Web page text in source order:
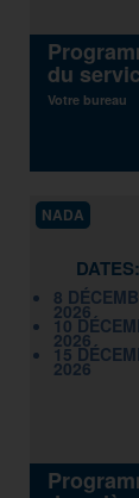
du
Votre bureau
NADA
DATES:
8
2026
10
2026
15
2026